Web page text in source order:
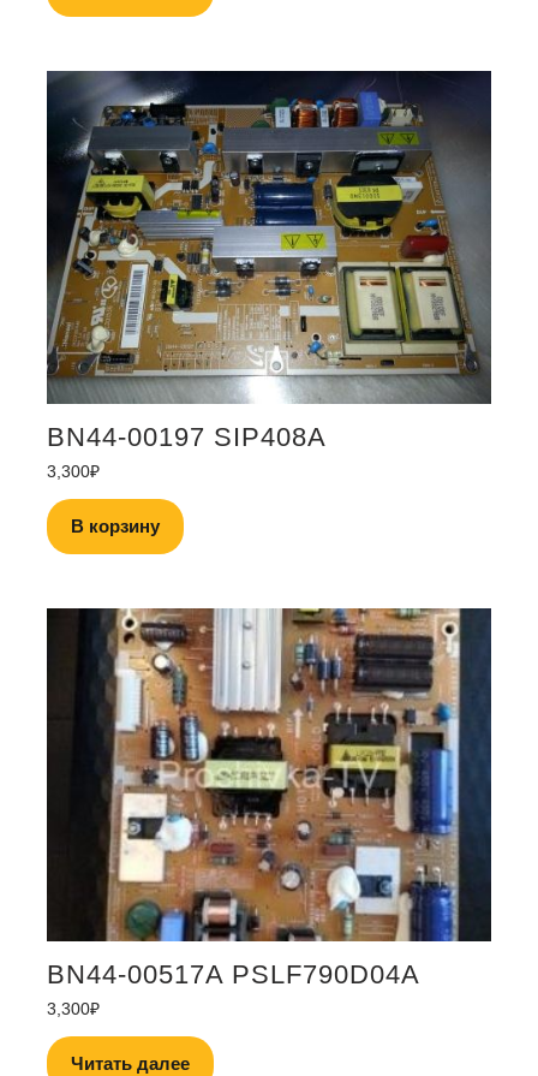
BN44-00197 SIP408A
3,300₽
В корзину
BN44-00517A PSLF790D04A
3,300₽
Читать далее